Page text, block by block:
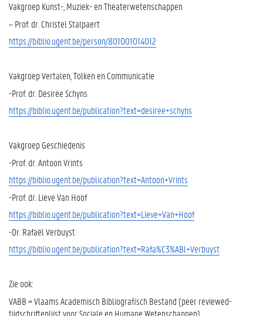
Vakgroep Kunst-, Muziek- en Theaterwetenschappen
– Prof. dr. Christel Stalpaert
https://biblio.ugent.be/person/801001014012
Vakgroep Vertalen, Tolken en Communicatie
-Prof. dr. Désirée Schyns
https://biblio.ugent.be/publication?text=desiree+schyns
Vakgroep Geschiedenis
-Prof. dr. Antoon Vrints
https://biblio.ugent.be/publication?text=Antoon+Vrints
-Prof. dr. Lieve Van Hoof
https://biblio.ugent.be/publication?text=Lieve+Van+Hoof
-Dr. Rafaël Verbuyst
https://biblio.ugent.be/publication?text=Rafa%C3%ABl+Verbuyst
Zie ook:
VABB = Vlaams Academisch Bibliografisch Bestand (peer reviewed-
tijdschriftenlijst voor Sociale en Humane Wetenschappen)